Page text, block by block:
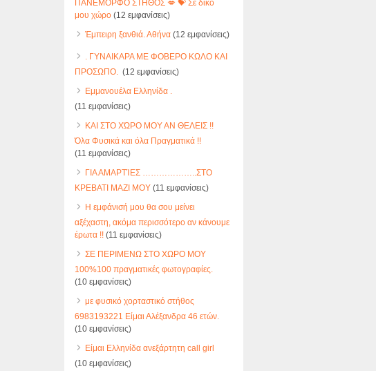
ΠΑΝΕΜΟΡΦΟ ΣΤΗΘΟΣ 💋 💝 Σε δικό
μου χώρο(12 εμφανίσεις)
Έμπειρη ξανθιά. Αθήνα(12 εμφανίσεις)
. ΓΥΝΑΙΚΑΡΑ ΜΕ ΦΟΒΕΡΟ ΚΩΛΟ ΚΑΙ
ΠΡΟΣΩΠΟ. (12 εμφανίσεις)
Εμμανουέλα Ελληνίδα .
(11 εμφανίσεις)
ΚΑΙ ΣΤΟ ΧΏΡΟ ΜΟΥ ΑΝ ΘΕΛΕΙΣ !!
Όλα Φυσικά και όλα Πραγματικά !!
(11 εμφανίσεις)
ΓΙΑ ΑΜΑΡΤΊΕΣ ………………..ΣΤΟ
ΚΡΕΒΑΤΙ ΜΑΖΙ ΜΟΥ(11 εμφανίσεις)
Η εμφάνισή μου θα σου μείνει
αξέχαστη, ακόμα περισσότερο αν κάνουμε
έρωτα !!(11 εμφανίσεις)
ΣΕ ΠΕΡΙΜΕΝΩ ΣΤΟ ΧΩΡΟ ΜΟΥ
100%100 πραγματικές φωτογραφίες.
(10 εμφανίσεις)
με φυσικό χορταστικό στήθος
6983193221 Είμαι Αλέξανδρα 46 ετών.
(10 εμφανίσεις)
Είμαι Ελληνίδα ανεξάρτητη call girl
(10 εμφανίσεις)